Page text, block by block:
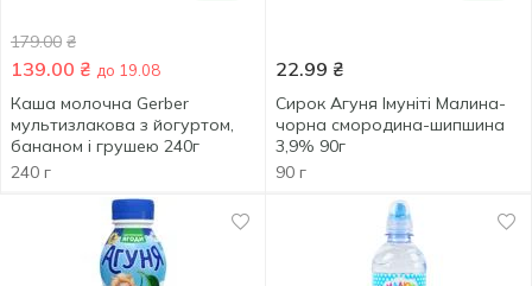
179.00 ₴
139.00 ₴ до 19.08
Каша молочна Gerber
мультизлакова з йогуртом,
бананом і грушею 240г
240 г
22.99 ₴
Сирок Агуня Імуніті Малина-
чорна смородина-шипшина
3,9% 90г
90 г